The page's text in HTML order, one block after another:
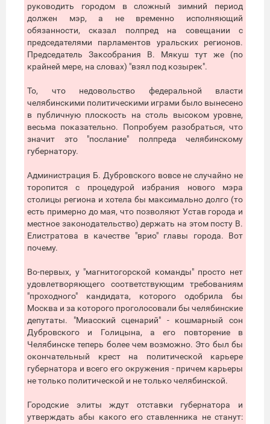
руководить городом в сложный зимний период
должен мэр, а не временно исполняющий
обязанности, сказал полпред на совещании с
председателями парламентов уральских регионов.
Председатель Заксобрания В. Мякуш тут же (по
крайней мере, на словах) "взял под козырек".
То, что недовольство федеральной власти
челябинскими политическими играми было вынесено
в публичную плоскость на столь высоком уровне,
весьма показательно. Попробуем разобраться, что
значит это "послание" полпреда челябинскому
губернатору.
Администрация Б. Дубровского вовсе не случайно не
торопится с процедурой избрания нового мэра
столицы региона и хотела бы максимально долго (то
есть примерно до мая, что позволяют Устав города и
местное законодательство) держать на этом посту В.
Елистратова в качестве "врио" главы города. Вот
почему.
Во-первых, у "магнитогорской команды" просто нет
удовлетворяющего соответствующим требованиям
"проходного" кандидата, которого одобрила бы
Москва и за которого проголосовали бы челябинские
депутаты. "Миасский сценарий" - кошмарный сон
Дубровского и Голицына, а его повторение в
Челябинске теперь более чем возможно. Это был бы
окончательный крест на политической карьере
губернатора и всего его окружения - причем карьеры
не только политической и не только челябинской.
Городские элиты ждут отставки губернатора и
утверждать абы какого его ставленника не станут: